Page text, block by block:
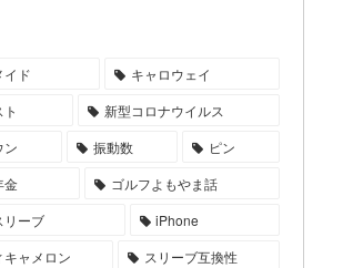
イド
キャロウェイ
新型コロナウイルス
ン
振動数
ピン
金
ゴルフよもやま話
リーブ
iPhone
キャメロン
スリーブ互換性